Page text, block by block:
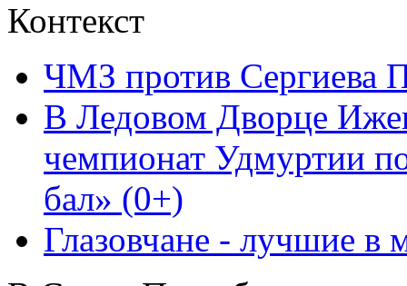
Контекст
ЧМЗ против Сергиева
В Ледовом Дворце
чемпионат Удмуртии
бал» (0+)
Глазовчане - лучшие в